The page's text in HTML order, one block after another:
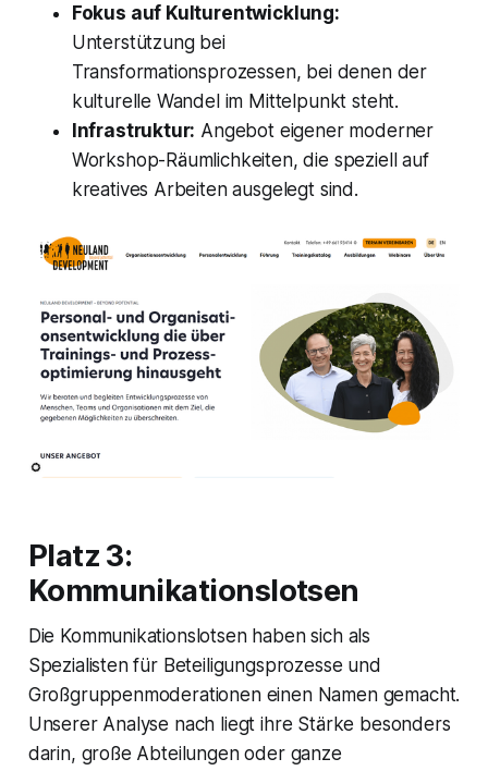
Fokus auf Kulturentwicklung:
Unterstützung bei
Transformationsprozessen, bei denen der
kulturelle Wandel im Mittelpunkt steht.
Infrastruktur: Angebot eigener moderner
Workshop-Räumlichkeiten, die speziell auf
kreatives Arbeiten ausgelegt sind.
Platz 3:
Kommunikationslotsen
Die Kommunikationslotsen haben sich als
Spezialisten für Beteiligungsprozesse und
Großgruppenmoderationen einen Namen gemacht.
Unserer Analyse nach liegt ihre Stärke besonders
darin, große Abteilungen oder ganze